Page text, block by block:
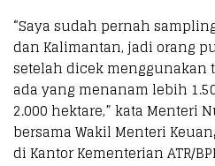
“Saya sudah pernah
dan Kalimantan, jadi orang
setelah dicek menggunakan
ada yang menanam lebih
2.000 hektare,” kata Menteri
bersama Wakil Menteri
di Kantor Kementerian ATR/